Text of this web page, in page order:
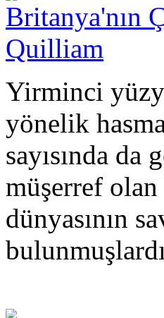
Britanya'nın
Quilliam
Yirminci
yönelik
sayısında
müşerref
dünyasının